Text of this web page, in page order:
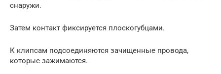
снаружи.
Затем контакт фиксируется плоскогубцами.
К клипсам подсоединяются зачищенные провода,
которые зажимаются.